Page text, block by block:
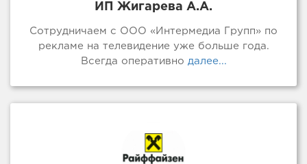
ИП Жигарева А.А.
Сотрудничаем с ООО «Интермедиа Групп» по
рекламе на телевидение уже больше года.
Всегда оперативно далее...